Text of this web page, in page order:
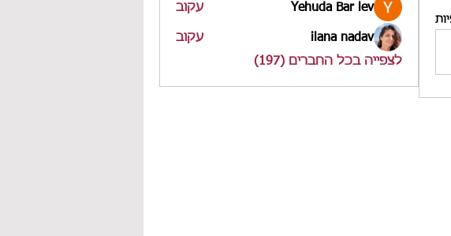
Yehuda Bar lev עקוב
ilana nadav
עקוב
לצפייה בכל החברים (197)